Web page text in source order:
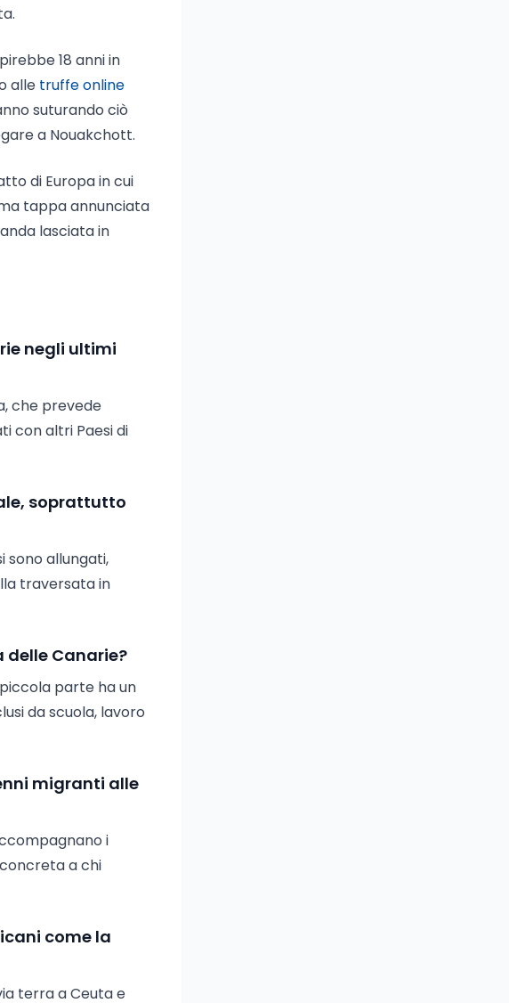
18 anni in
alle truffe online
suturando ciò
a Nouakchott.
di Europa in cui
tappa annunciata
lasciata in
negli ultimi
che prevede
con altri Paesi di
soprattutto
sono allungati,
traversata in
Canarie?
parte ha un
da scuola, lavoro
migranti alle
i
a chi
come la
terra a Ceuta e